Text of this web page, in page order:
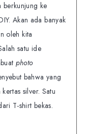
berkunjung ke
Akan ada banyak
oleh kita
satu ide
photo
bahwa yang
silver. Satu
T-shirt bekas.